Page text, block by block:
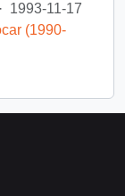
· 1993-11-17
(1990-